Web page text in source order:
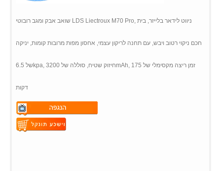
שואב אבק ומגב רובוטי LDS Liectroux M70 Pro, ניווט לידאר בלייזר, בית
חכם ניקוי רטוב ויבש, עם תחנה לריקון עצמי, אחסון מפות מרובות קומות, יניקה
של 6.5kpa, חיזוק שטיח, סוללה של 3200mAh, זמן ריצה מקסימלי של 175
דקות
Warning : Undefined variable
$vii_demo_video_text in